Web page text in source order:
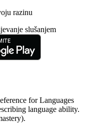
razinu
slušanjem
for Languages
language ability.